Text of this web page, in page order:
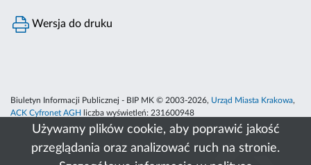
Używamy plików cookie, aby poprawić jakość
przeglądania oraz analizować ruch na stronie.
Wersja do druku
Biuletyn Informacji Publicznej - BIP MK © 2003-2026, Urząd Miasta Krakowa,
ACK Cyfronet AGH
liczba wyświetleń: 231600948